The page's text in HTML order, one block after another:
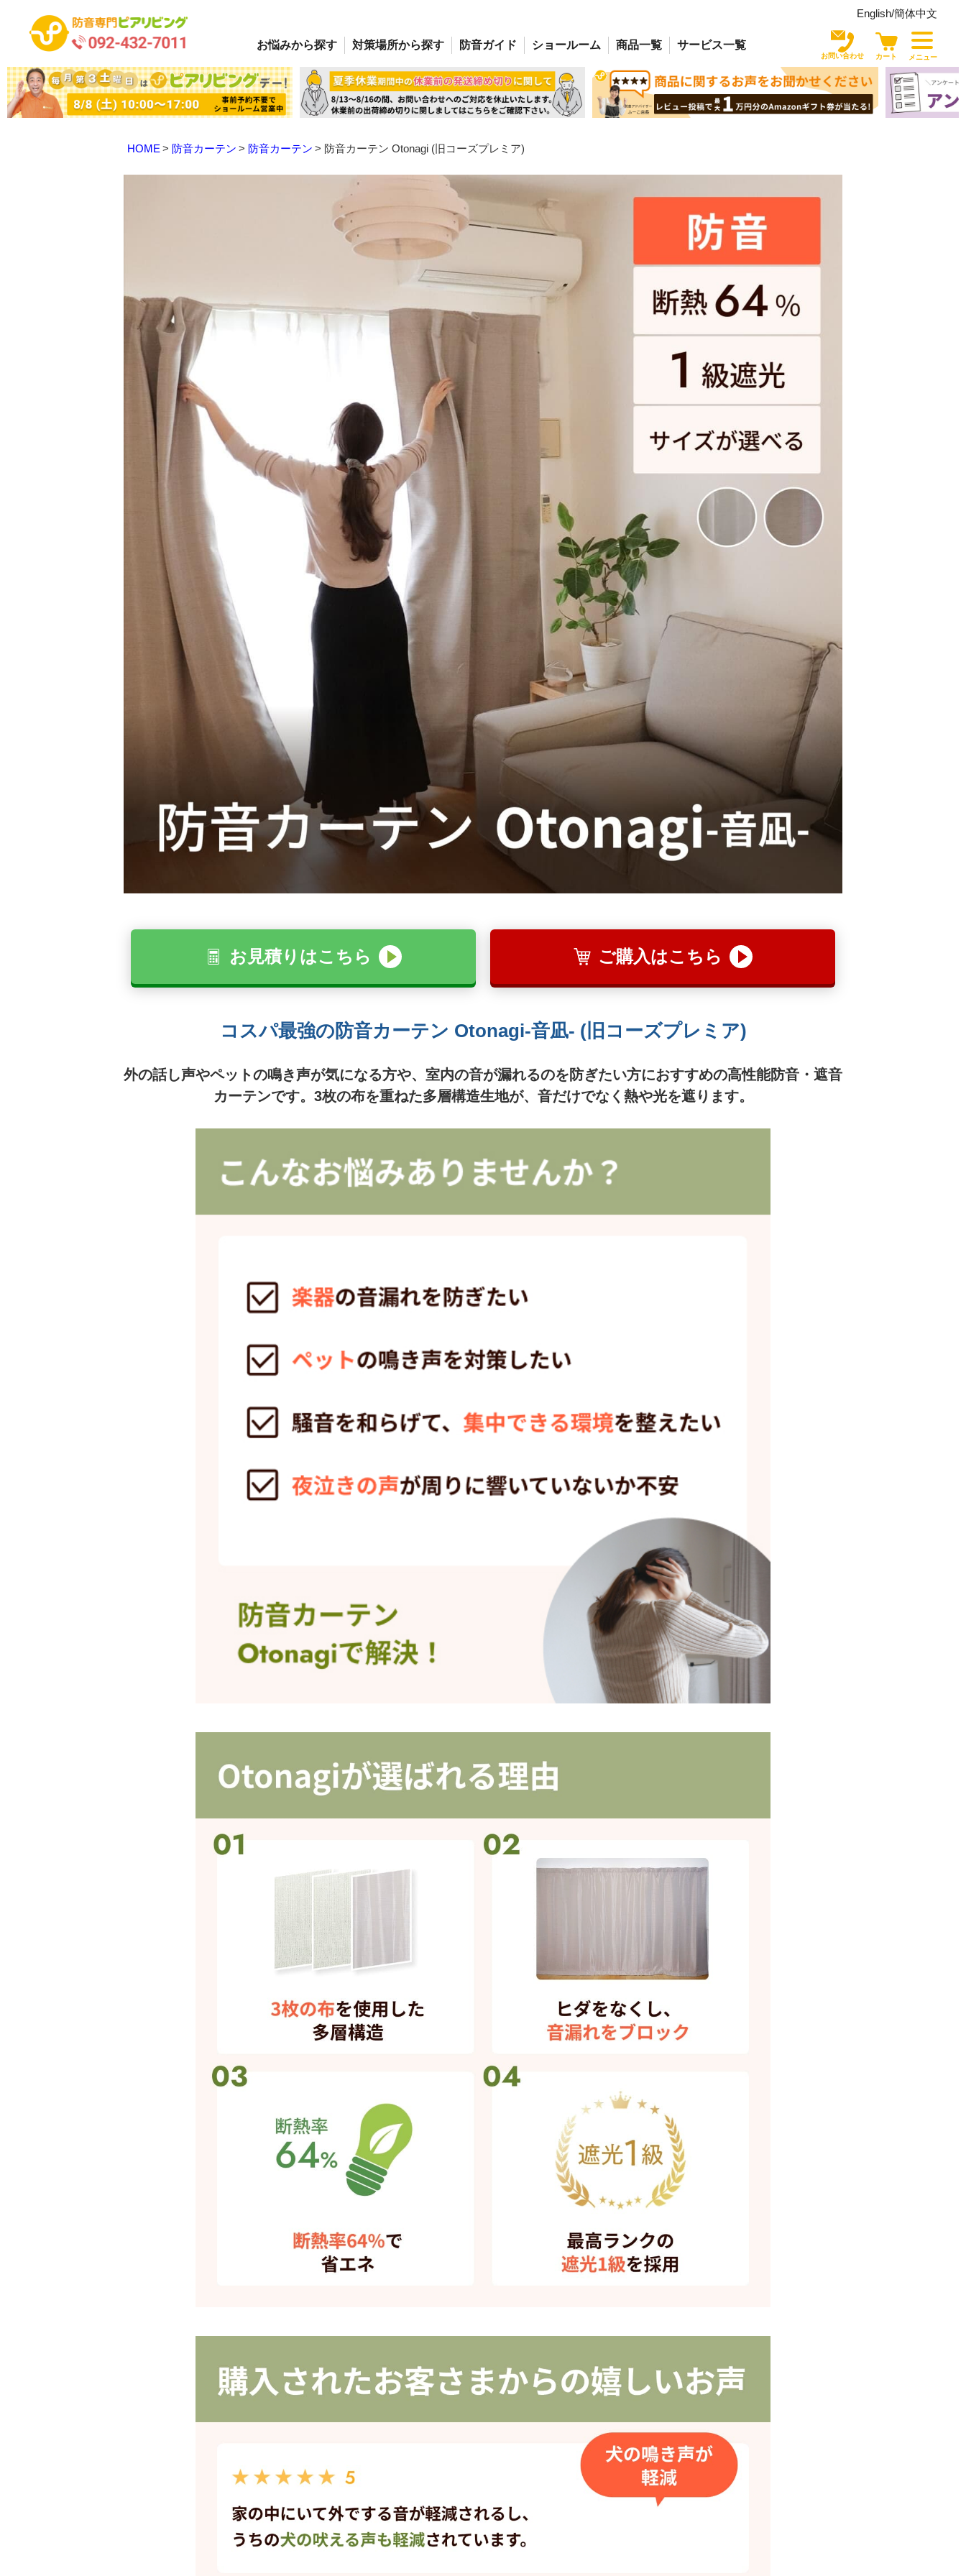
English/簡体中文
お悩みから探す 対策場所から探す 防音ガイド ショールーム 商品一覧 サービス一覧
お問い合わせ カート メニュー
HOME 防音カーテン 防音カーテン 防音カーテン Otonagi (旧コーズプレミア)
お見積りはこちら ご購入はこちら
コスパ最強の防音カーテン Otonagi-音凪- (旧コーズプレミア)
外の話し声やペットの鳴き声が気になる方や、室内の音が漏れるのを防ぎたい方におすすめの高性能防音・遮音
カーテンです。3枚の布を重ねた多層構造生地が、音だけでなく熱や光を遮ります。